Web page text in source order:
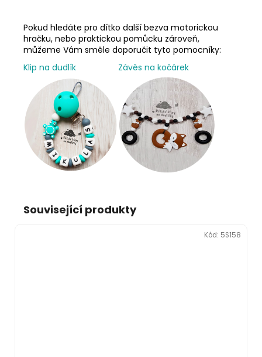
Pokud hledáte pro dítko další bezva motorickou
hračku, nebo praktickou pomůcku zároveň,
můžeme Vám směle doporučit tyto pomocníky:
Klip na dudlík
Závěs na kočárek
Související produkty
Kód: 5S158